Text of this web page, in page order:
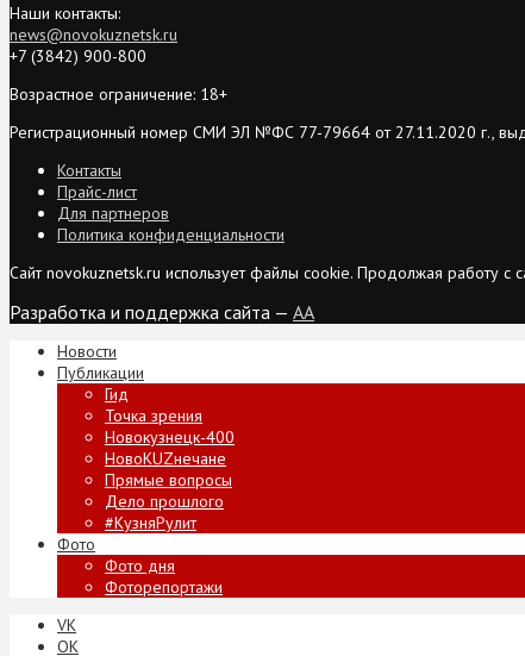
Наши контакты:
news@novokuznetsk.ru
+7 (3842) 900-800
Возрастное ограничение: 18+
Регистрационный номер СМИ ЭЛ №ФС 77-79664 от 27.11.2020 г.,
Контакты
Прайс-лист
Для партнеров
Политика конфиденциальности
Сайт novokuznetsk.ru использует файлы cookie. Продолжая работу
Разработка и поддержка сайта — AA
Новости
Публикации
Гид
Точка зрения
Новокузнецк-400
НовоKUZнечане
Прямые вопросы
Дело прошлого
#КузняРулит
Фото
Фото дня
Фоторепортажи
VK
ОК